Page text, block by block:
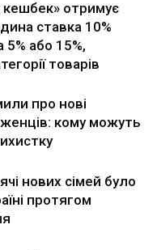
кешбек» отримує
ставка 10%
5% або 15%,
товарів
про нові
кому можуть
нових сімей було
протягом